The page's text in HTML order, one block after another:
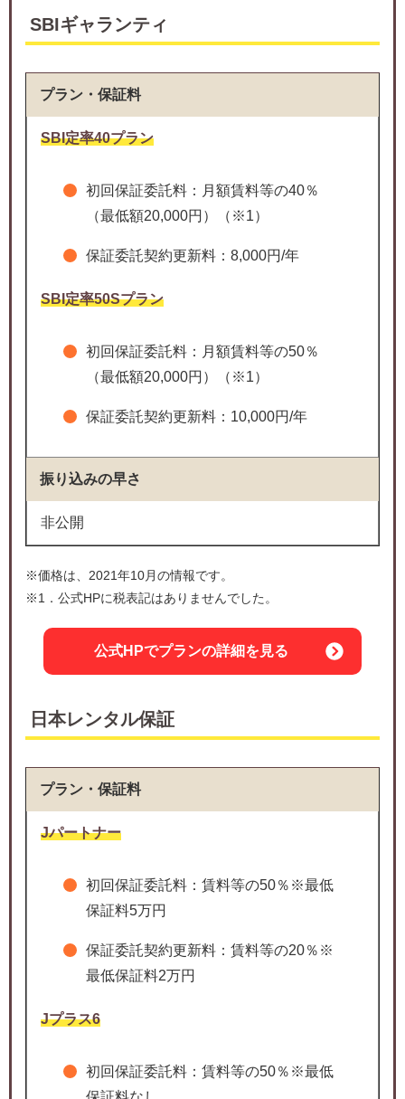
SBIギャランティ
プラン・保証料
SBI定率40プラン
初回保証委託料：月額賃料等の40％
（最低額20,000円）（※1）
保証委託契約更新料：8,000円/年
SBI定率50Sプラン
初回保証委託料：月額賃料等の50％
（最低額20,000円）（※1）
保証委託契約更新料：10,000円/年
振り込みの早さ
非公開
※価格は、2021年10月の情報です。
※1．公式HPに税表記はありませんでした。
公式HPでプランの詳細を見る
日本レンタル保証
プラン・保証料
Jパートナー
初回保証委託料：賃料等の50％※最低
保証料5万円
保証委託契約更新料：賃料等の20％※
最低保証料2万円
Jプラス6
初回保証委託料：賃料等の50％※最低